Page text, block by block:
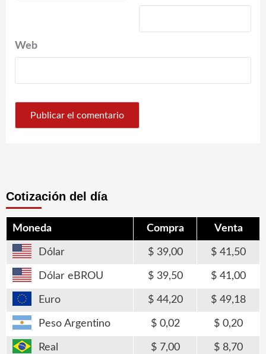
Web
Cotización del día
Moneda Compra Venta
Dólar 39,00 41,50
Dólar eBROU 39,50 41,00
Euro 44,20 49,18
Peso Argentino 0,02 0,20
Real 7,00 8,70